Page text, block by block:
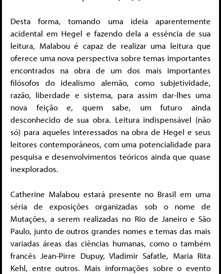
Desta forma, tomando uma ideia aparentemente
acidental em Hegel e fazendo dela a essência de sua
leitura, Malabou é capaz de realizar uma leitura que
oferece uma nova perspectiva sobre temas importantes
encontrados na obra de um dos mais importantes
filósofos do idealismo alemão, como subjetividade,
razão, liberdade e sistema, para assim dar-lhes uma
nova feição e, quem sabe, um futuro ainda
desconhecido de sua obra. Leitura indispensável (não
só) para aqueles interessados na obra de Hegel e seus
leitores contemporâneos, com uma potencialidade para
pesquisa e desenvolvimentos teóricos ainda que quase
inexplorados.
Catherine Malabou estará presente no Brasil em uma
séria de exposições organizadas sob o nome de
Mutações, a serem realizadas no Rio de Janeiro e São
Paulo, junto de outros grandes nomes e temas das mais
variadas áreas das ciências humanas, como o também
francês Jean-Pirre Dupuy, Vladimir Safatle, Maria Rita
Kehl, entre outros. Mais informações sobre o evento